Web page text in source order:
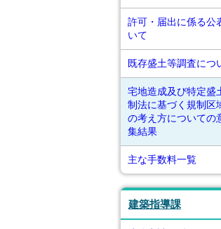
許可・届出に係る公
いて
既存盛土等調査につ
宅地造成及び特定盛
制法に基づく規制区
の考え方についての
集結果
主な手数料一覧
建築指導課